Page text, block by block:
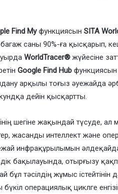
Find Myфункциясын SITA
саны 90%-ға қысқарып,
WorldTracer® жүйесіне
Google Find Hub
арқылы тоғыз әуежайда
дейін қысқартты.
шегіне жақындай түсуде, ал
жасанды интеллект және
инфрақұрылымын
бақылауында, отырғызу
тәсілдің жұмыс істейтінін
операциялық циклге